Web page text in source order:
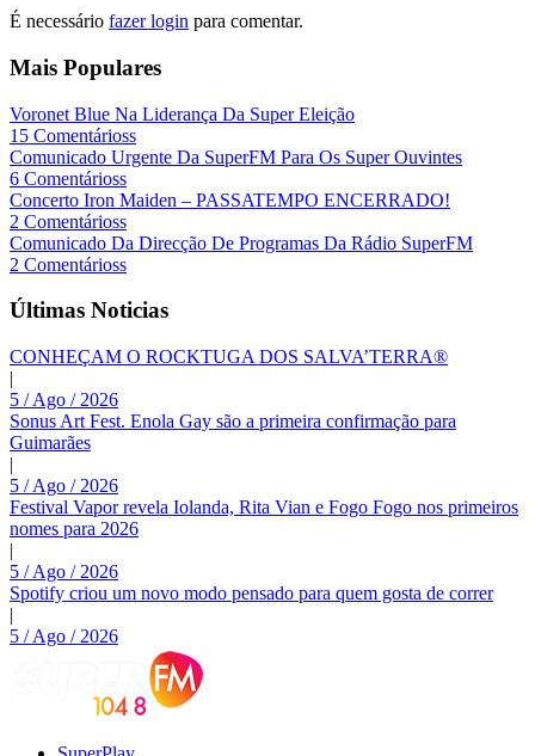
É necessário fazer login para comentar.
Mais Populares
Voronet Blue Na Liderança Da Super Eleição
15 Comentárioss
Comunicado Urgente Da SuperFM Para Os Super Ouvintes
6 Comentárioss
Concerto Iron Maiden – PASSATEMPO ENCERRADO!
2 Comentárioss
Comunicado Da Direcção De Programas Da Rádio SuperFM
2 Comentárioss
Últimas Noticias
CONHEÇAM O ROCKTUGA DOS SALVA’TERRA®
|
5 / Ago / 2026
Sonus Art Fest. Enola Gay são a primeira confirmação para
Guimarães
|
5 / Ago / 2026
Festival Vapor revela Iolanda, Rita Vian e Fogo Fogo nos primeiros
nomes para 2026
|
5 / Ago / 2026
Spotify criou um novo modo pensado para quem gosta de correr
|
5 / Ago / 2026